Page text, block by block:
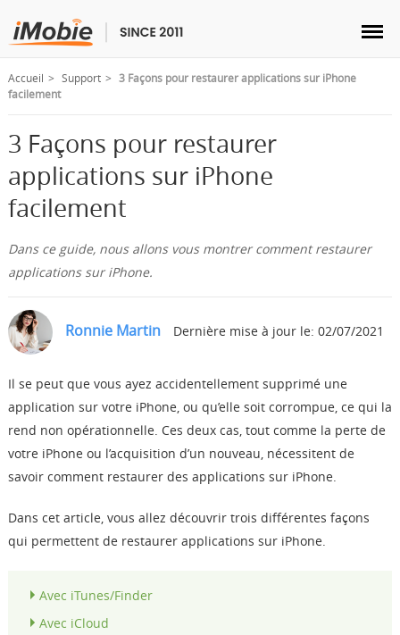
Déverrouillage & Récupération
Transfert
Multimédia
Utilitaires
Boutique
Télécharger
Support
Accueil Support
3 Façons pour restaurer applications sur iPhone
facilement
3 Façons pour restaurer
applications sur iPhone
facilement
Dans ce guide, nous allons vous montrer comment restaurer
applications sur iPhone.
Ronnie Martin Dernière mise à jour le: 02/07/2021
Il se peut que vous ayez accidentellement supprimé une
application sur votre iPhone, ou qu’elle soit corrompue, ce qui la
rend non opérationnelle. Ces deux cas, tout comme la perte de
votre iPhone ou l’acquisition d’un nouveau, nécessitent de
savoir comment restaurer des applications sur iPhone.
Dans cet article, vous allez découvrir trois différentes façons
qui permettent de restaurer applications sur iPhone.
Avec iTunes/Finder
Avec iCloud